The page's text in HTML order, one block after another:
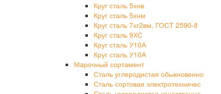
Круг сталь 5хнв
Круг сталь 5хнм
Круг сталь 7хг2вм, ГОСТ 2590-8
Круг сталь 9ХС
Круг сталь У10А
Круг сталь У10А
Марочный сортамент
Сталь углеродистая обыкновенно
Сталь сортовая электротехничес